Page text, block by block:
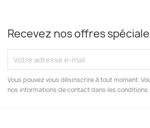
Recevez nos offres
Vous pouvez vous désinscrire à tout moment.
nos informations de contact dans les